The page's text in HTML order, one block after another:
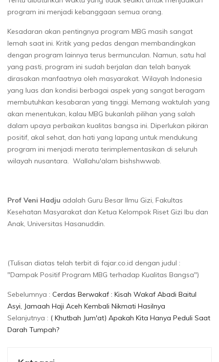
program ini menjadi kebanggaan semua orang.
Kesadaran akan pentingnya program MBG masih sangat
lemah saat ini. Kritik yang pedas dengan membandingkan
dengan program lainnya terus bermunculan. Namun, satu hal
yang pasti, program ini sudah berjalan dan telah banyak
dirasakan manfaatnya oleh masyarakat. Wilayah Indonesia
yang luas dan kondisi berbagai aspek yang sangat beragam
membutuhkan kesabaran yang tinggi. Memang waktulah yang
akan menentukan, kalau MBG bukanlah pilihan yang salah
dalam upaya perbaikan kualitas bangsa ini. Diperlukan pikiran
positif, akal sehat, dan hati yang lapang untuk mendukung
program ini menjadi merata terimplementasikan di seluruh
wilayah nusantara. Wallahu'alam bishshwwab.
Prof Veni Hadju adalah Guru Besar Ilmu Gizi, Fakultas
Kesehatan Masyarakat dan Ketua Kelompok Riset Gizi Ibu dan
Anak, Universitas Hasanuddin.
(Tulisan diatas telah terbit di fajar.co.id dengan judul :
"Dampak Positif Program MBG terhadap Kualitas Bangsa")
Sebelumnya : Cerdas Berwakaf : Kisah Wakaf Abadi Baitul
Asyi, Jamaah Haji Aceh Kembali Nikmati Hasilnya
Selanjutnya : ( Khutbah Jum'at) Apakah Kita Hanya Peduli Saat
Darah Tumpah?